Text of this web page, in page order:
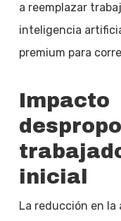
a reemplazar
inteligencia
premium para
Impacto
inicial
La reducción en